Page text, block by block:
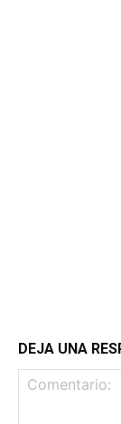
DEJA UNA